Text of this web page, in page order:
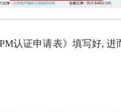
认证申请表》填写好, 进